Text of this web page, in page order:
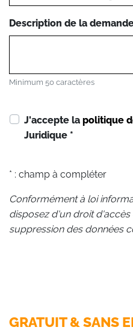
Description de la
Minimum 50 caractères
J'accepte la politique
Juridique *
* : champ à compléter
Conformément à loi
disposez d'un droit
suppression des données
GRATUIT & SANS